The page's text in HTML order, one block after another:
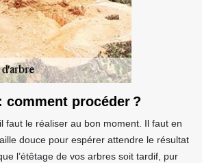
comment procéder ?
faut le réaliser au bon moment. Il faut en
douce pour espérer attendre le résultat
l’étêtage de vos arbres soit tardif, pur